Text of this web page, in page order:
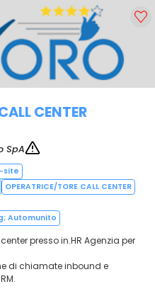
CENTER
SpA
site
OPERATRICE/TORE CALL CENTER
Automunito
presso in.HR Agenzia per
di chiamate inbound e